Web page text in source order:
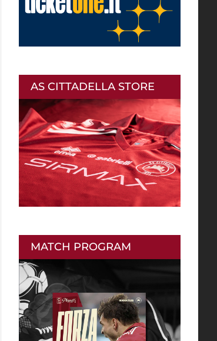
AS CITTADELLA STORE
MATCH PROGRAM